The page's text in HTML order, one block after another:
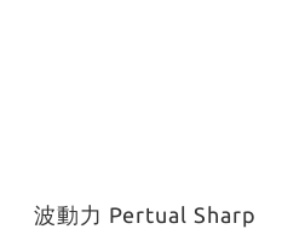
波動力 Pertual Sharp